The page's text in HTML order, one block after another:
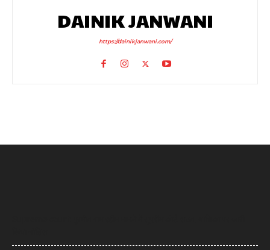
DAINIK JANWANI
https://dainikjanwani.com/